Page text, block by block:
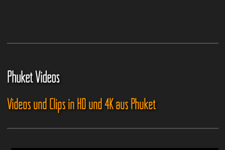
Phuket Videos
Videos und Clips in HD und 4K aus Phuket